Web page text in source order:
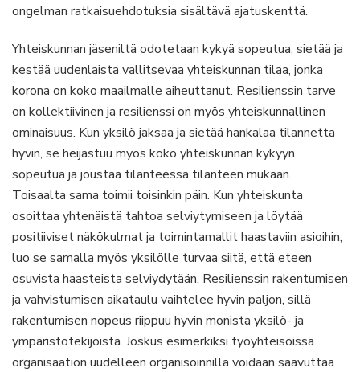
ongelman ratkaisuehdotuksia sisältävä ajatuskenttä.
Yhteiskunnan jäseniltä odotetaan kykyä sopeutua, sietää ja
kestää uudenlaista vallitsevaa yhteiskunnan tilaa, jonka
korona on koko maailmalle aiheuttanut. Resilienssin tarve
on kollektiivinen ja resilienssi on myös yhteiskunnallinen
ominaisuus. Kun yksilö jaksaa ja sietää hankalaa tilannetta
hyvin, se heijastuu myös koko yhteiskunnan kykyyn
sopeutua ja joustaa tilanteessa tilanteen mukaan.
Toisaalta sama toimii toisinkin päin. Kun yhteiskunta
osoittaa yhtenäistä tahtoa selviytymiseen ja löytää
positiiviset näkökulmat ja toimintamallit haastaviin asioihin,
luo se samalla myös yksilölle turvaa siitä, että eteen
osuvista haasteista selviydytään. Resilienssin rakentumisen
ja vahvistumisen aikataulu vaihtelee hyvin paljon, sillä
rakentumisen nopeus riippuu hyvin monista yksilö- ja
ympäristötekijöistä. Joskus esimerkiksi työyhteisöissä
organisaation uudelleen organisoinnilla voidaan saavuttaa